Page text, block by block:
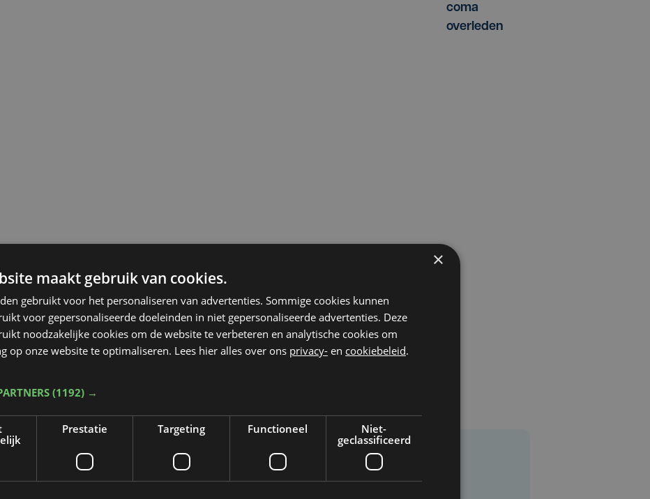
coma
overleden
Taalfout opgemerkt?
×
maakt gebruik van cookies.
gebruikt voor het personaliseren van advertenties. Sommige cookies kunnen
voor gepersonaliseerde doeleinden in niet gepersonaliseerde advertenties. Deze
noodzakelijke cookies om de website te verbeteren en analytische cookies om
op onze website te optimaliseren. Lees hier alles over ons privacy- en cookiebeleid.
(1192) →
Prestatie Targeting Functioneel
Niet-
geclassificeerd